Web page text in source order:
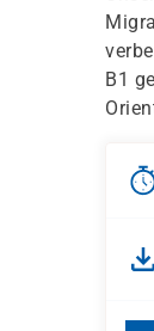
B1